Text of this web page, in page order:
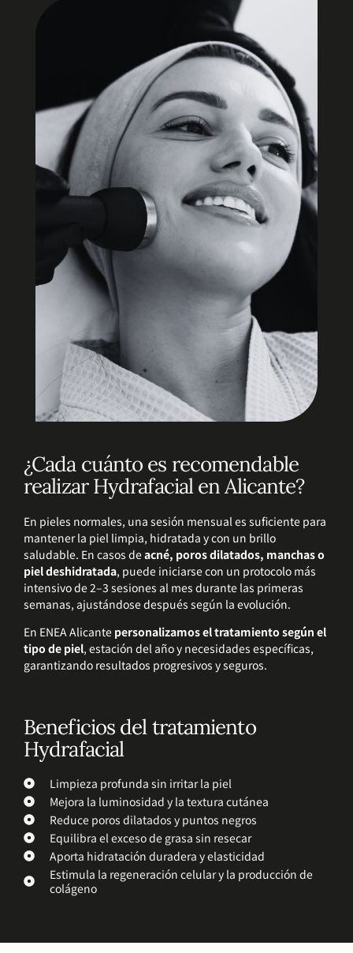
¿Cada cuánto es recomendable
realizar Hydrafacial en Alicante?
En pieles normales, una sesión mensual es suficiente para
mantener la piel limpia, hidratada y con un brillo
saludable. En casos deacné, poros dilatados, manchas o
piel deshidratada, puede iniciarse con un protocolo más
intensivo de 2–3 sesiones al mes durante las primeras
semanas, ajustándose después según la evolución.
En ENEA Alicante personalizamos el tratamiento según el
tipo de piel, estación del año y necesidades específicas,
garantizando resultados progresivos y seguros.
Beneficios del tratamiento
Hydrafacial
Limpieza profunda sin irritar la piel
Mejora la luminosidad y la textura cutánea
Reduce poros dilatados y puntos negros
Equilibra el exceso de grasa sin resecar
Aporta hidratación duradera y elasticidad
Estimula la regeneración celular y la producción de
colágeno